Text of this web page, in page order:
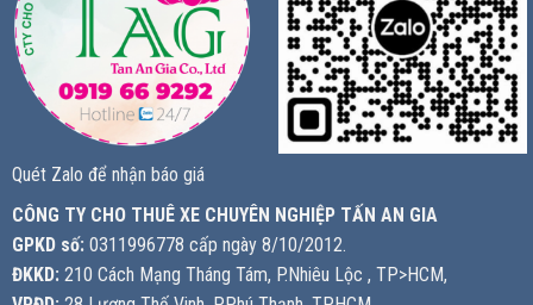
Quét Zalo để nhận báo giá
CÔNG TY CHO THUÊ XE CHUYÊN NGHIỆP TẤN AN GIA
GPKD số: 0311996778 cấp ngày 8/10/2012.
ĐKKD: 210 Cách Mạng Tháng Tám, P.Nhiêu Lộc , TP>HCM,